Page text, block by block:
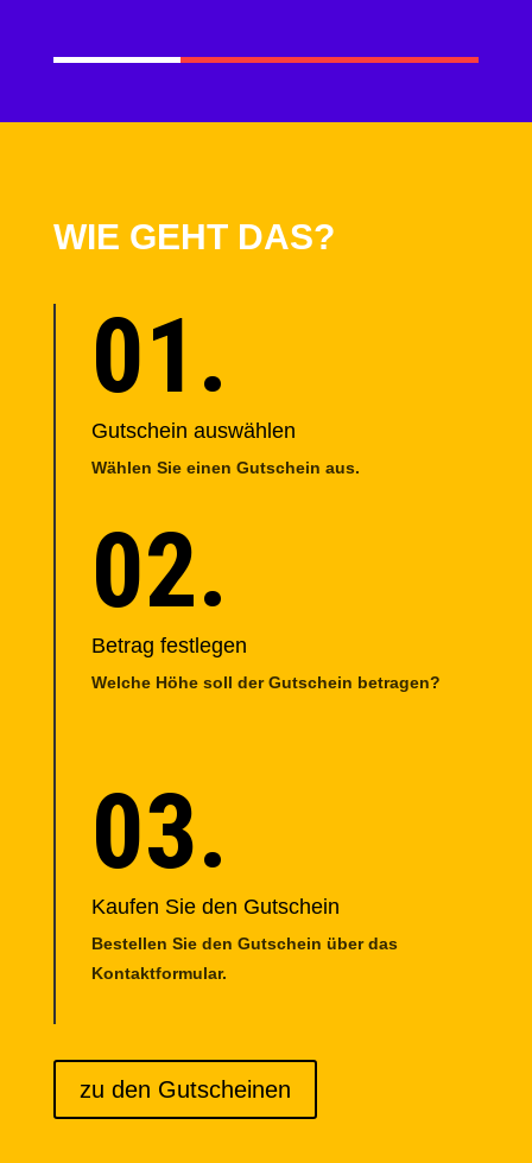
WIE GEHT DAS?
01.
Gutschein auswählen
Wählen Sie einen Gutschein aus.
02.
Betrag festlegen
Welche Höhe soll der Gutschein betragen?
03.
Kaufen Sie den Gutschein
Bestellen Sie den Gutschein über das
Kontaktformular.
zu den Gutscheinen